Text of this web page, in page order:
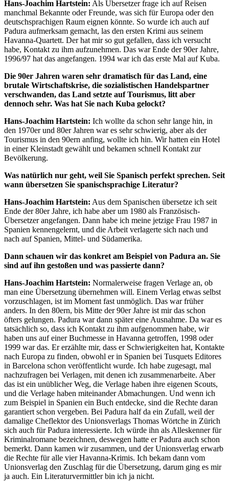
Hans-Joachim Hartstein: Als Übersetzer frage ich auf Reisen
manchmal Bekannte oder Freunde, was sich für Europa oder den
deutschsprachigen Raum eignen könnte. So wurde ich auch auf
Padura aufmerksam gemacht, las den ersten Krimi aus seinem
Havanna-Quartett. Der hat mir so gut gefallen, dass ich versucht
habe, Kontakt zu ihm aufzunehmen. Das war Ende der 90er Jahre,
1996/97 hat das angefangen. 1994 war ich das erste Mal auf Kuba.
Die 90er Jahren waren sehr dramatisch für das Land, eine
brutale Wirtschaftskrise, die sozialistischen Handelspartner
verschwanden, das Land setzte auf Tourismus, litt aber
dennoch sehr. Was hat Sie nach Kuba gelockt?
Hans-Joachim Hartstein: Ich wollte da schon sehr lange hin, in
den 1970er und 80er Jahren war es sehr schwierig, aber als der
Tourismus in den 90ern anfing, wollte ich hin. Wir hatten ein Hotel
in einer Kleinstadt gewählt und bekamen schnell Kontakt zur
Bevölkerung.
Was natürlich nur geht, weil Sie Spanisch perfekt sprechen. Seit
wann übersetzen Sie spanischsprachige Literatur?
Hans-Joachim Hartstein: Aus dem Spanischen übersetze ich seit
Ende der 80er Jahre, ich habe aber um 1980 als Französisch-
Übersetzer angefangen. Dann habe ich meine jetzige Frau 1987 in
Spanien kennengelernt, und die Arbeit verlagerte sich nach und
nach auf Spanien, Mittel- und Südamerika.
Dann schauen wir das konkret am Beispiel von Padura an. Sie
sind auf ihn gestoßen und was passierte dann?
Hans-Joachim Hartstein: Normalerweise fragen Verlage an, ob
man eine Übersetzung übernehmen will. Einem Verlag etwas selbst
vorzuschlagen, ist im Moment fast unmöglich. Das war früher
anders. In den 80ern, bis Mitte der 90er Jahre ist mir das schon
öfters gelungen. Padura war dann später eine Ausnahme. Da war es
tatsächlich so, dass ich Kontakt zu ihm aufgenommen habe, wir
haben uns auf einer Buchmesse in Havanna getroffen, 1998 oder
1999 war das. Er erzählte mir, dass er Schwierigkeiten hat, Kontakte
nach Europa zu finden, obwohl er in Spanien bei Tusquets Editores
in Barcelona schon veröffentlicht wurde. Ich habe zugesagt, mal
nachzufragen bei Verlagen, mit denen ich zusammenarbeite. Aber
das ist ein unüblicher Weg, die Verlage haben ihre eigenen Scouts,
und die Verlage haben miteinander Abmachungen. Und wenn ich
zum Beispiel in Spanien ein Buch entdecke, sind die Rechte daran
garantiert schon vergeben. Bei Padura half da ein Zufall, weil der
damalige Cheflektor des Unionsverlags Thomas Wörtche in Zürich
sich auch für Padura interessierte. Ich würde ihn als Alleskenner für
Kriminalromane bezeichnen, deswegen hatte er Padura auch schon
bemerkt. Dann kamen wir zusammen, und der Unionsverlag erwarb
die Rechte für alle vier Havanna-Krimis. Ich bekam dann vom
Unionsverlag den Zuschlag für die Übersetzung, darum ging es mir
ja auch. Ein Literaturvermittler bin ich ja nicht.